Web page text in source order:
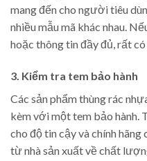
mang đến cho người tiêu
nhiều mẫu mã khác nhau.
hoặc thông tin đầy đủ, rất
3. Kiểm tra tem bảo hành
Các sản phẩm thùng rác
kèm với một tem bảo hành.
cho độ tin cậy và chính hãng
từ nhà sản xuất về chất